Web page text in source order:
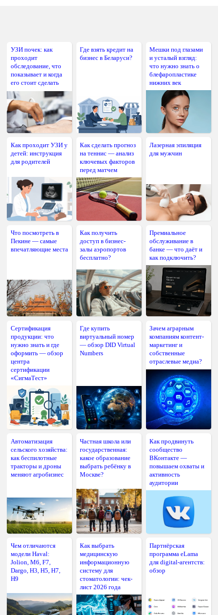
УЗИ почек: как
проходит
обследование, что
показывает и когда
его стоит сделать
Где взять кредит на
бизнес в Беларуси?
Мешки под глазами
и усталый взгляд:
что нужно знать о
блефаропластике
нижних век
Как проходит УЗИ у
детей: инструкция
для родителей
Как сделать прогноз
на теннис — анализ
ключевых факторов
перед матчем
Лазерная эпиляция
для мужчин
Что посмотреть в
Пекине — самые
впечатляющие места
Как получить
доступ в бизнес-
залы аэропортов
бесплатно?
Премиальное
обслуживание в
банке — что даёт и
как подключить?
Сертификация
продукции: что
нужно знать и где
оформить — обзор
центра
сертификации
«СигмаТест»
Где купить
виртуальный номер
— обзор DID Virtual
Numbers
Зачем аграрным
компаниям контент-
маркетинг и
собственные
отраслевые медиа?
Автоматизация
сельского хозяйства:
как беспилотные
тракторы и дроны
меняют агробизнес
Частная школа или
государственная:
какое образование
выбрать ребёнку в
Москве?
Как продвинуть
сообщество
ВКонтакте —
повышаем охваты и
активность
аудитории
Чем отличаются
модели Haval:
Jolion, M6, F7,
Dargo, H3, H5, H7,
H9
Как выбрать
медицинскую
информационную
систему для
стоматологии: чек-
лист 2026 года
Партнёрская
программа eLama
для digital-агентств:
обзор